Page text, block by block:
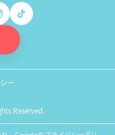
ー
Reserved.